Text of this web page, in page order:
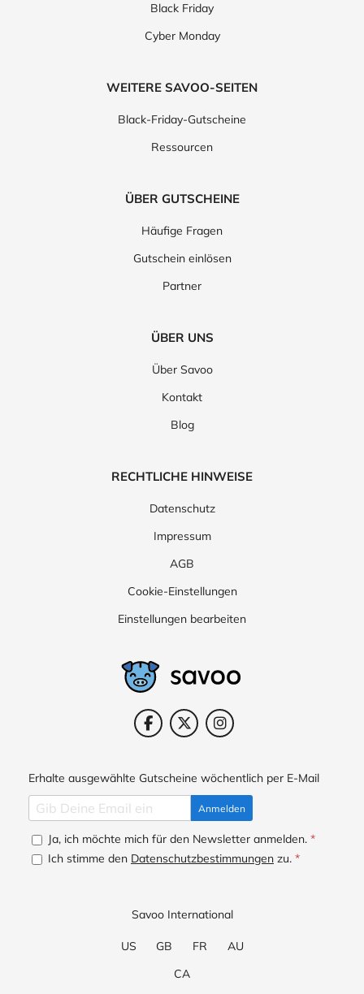
Black Friday
Cyber Monday
WEITERE SAVOO-SEITEN
Black-Friday-Gutscheine
Ressourcen
ÜBER GUTSCHEINE
Häufige Fragen
Gutschein einlösen
Partner
ÜBER UNS
Über Savoo
Kontakt
Blog
RECHTLICHE HINWEISE
Datenschutz
Impressum
AGB
Cookie-Einstellungen
Einstellungen bearbeiten
Erhalte ausgewählte Gutscheine wöchentlich per E-Mail
Anmelden
Ja, ich möchte mich für den Newsletter anmelden. *
Ich stimme den Datenschutzbestimmungen zu. *
Savoo International
US GB FR
AU
CA